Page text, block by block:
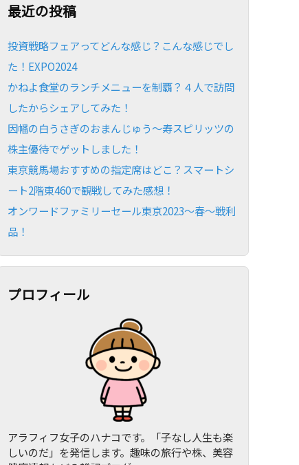
最近の投稿
投資戦略フェアってどんな感じ？こんな感じでし
た！EXPO2024
かねよ食堂のランチメニューを制覇？４人で訪問
したからシェアしてみた！
因幡の白うさぎのおまんじゅう～寿スピリッツの
株主優待でゲットしました！
東京競馬場おすすめの指定席はどこ？スマートシ
ート2階東460で観戦してみた感想！
オンワードファミリーセール東京2023～春～戦利
品！
プロフィール
アラフィフ女子のハナコです。「子なし人生も楽
しいのだ」を発信します。趣味の旅行や株、美容